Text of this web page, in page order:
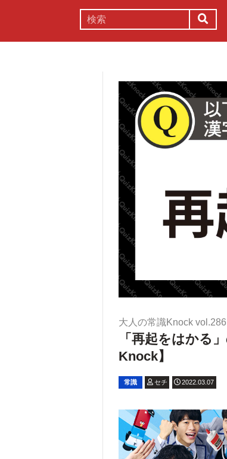
大人の常識Knock vol.286
「再起をはかる
Knock】
常識 セチ 2022.03.07